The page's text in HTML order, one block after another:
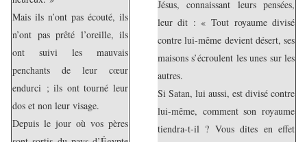
Mais ils n’ont pas écouté, ils
n’ont pas prêté l’oreille, ils
ont suivi les mauvais
penchants de leur cœur
endurci ; ils ont tourné leur
dos et non leur visage.
Depuis le jour où vos pères
Jésus, connaissant leurs pensées,
leur dit : « Tout royaume divisé
contre lui-même devient désert, ses
maisons s’écroulent les unes sur les
autres.
Si Satan, lui aussi, est divisé contre
lui-même, comment son royaume
tiendra-t-il ? Vous dites en effet